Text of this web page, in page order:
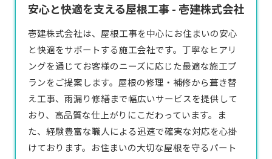
安心と快適を支える屋根工事 - 壱建株式会社
壱建株式会社は、屋根工事を中心にお住まいの安心
と快適をサポートする施工会社です。丁寧なヒアリ
ングを通じてお客様のニーズに応じた最適な施工プ
ランをご提案します。屋根の修理・補修から葺き替
え工事、雨漏り修繕まで幅広いサービスを提供して
おり、高品質な仕上がりにこだわっています。ま
た、経験豊富な職人による迅速で確実な対応を心掛
けております。お住まいの大切な屋根を守るパート